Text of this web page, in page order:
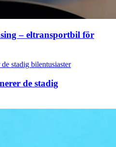
– eltransportbil för
de stadig